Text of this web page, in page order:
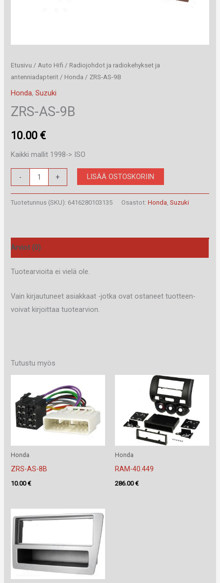
Etusivu / Auto Hifi / Radiojohdot ja radiokehykset ja
antenniadapterit / Honda / ZRS-AS-9B
Honda,Suzuki
ZRS-AS-9B
10.00 €
Kaikki mallit 1998-> ISO
-
AS-
9B
+ LISÄÄ OSTOSKORIIN
Tuotetunnus (SKU): 6416280103135 Osastot:Honda,Suzuki
Arviot (0)
Tuotearvioita ei vielä ole.
Vain kirjautuneet asiakkaat -jotka ovat ostaneet tuotteen-
voivat kirjoittaa tuotearvion.
Tutustu myös
Honda
ZRS-AS-8B
10.00€
Honda
RAM-40.449
286.00€